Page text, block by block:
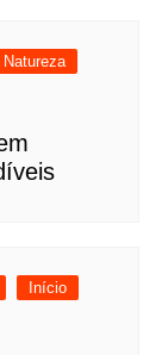
Natureza
Início